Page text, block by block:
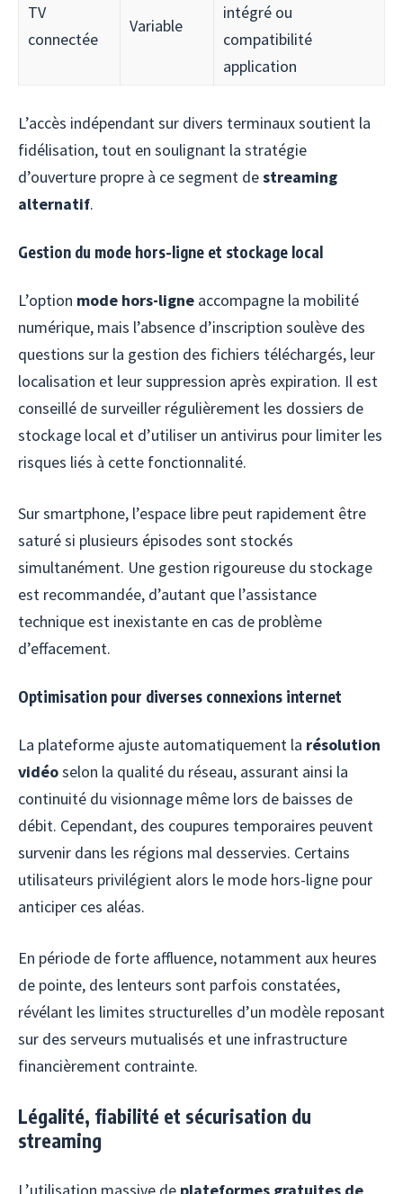
TV
connectée
Variable
intégré ou
compatibilité
application
L’accès indépendant sur divers terminaux soutient la
fidélisation, tout en soulignant la stratégie
d’ouverture propre à ce segment destreaming
alternatif.
Gestion du mode hors-ligne et stockage local
L’option mode hors-ligne accompagne la mobilité
numérique, mais l’absence d’inscription soulève des
questions sur la gestion des fichiers téléchargés, leur
localisation et leur suppression après expiration. Il est
conseillé de surveiller régulièrement les dossiers de
stockage local et d’utiliser un antivirus pour limiter les
risques liés à cette fonctionnalité.
Sur smartphone, l’espace libre peut rapidement être
saturé si plusieurs épisodes sont stockés
simultanément. Une gestion rigoureuse du stockage
est recommandée, d’autant que l’assistance
technique est inexistante en cas de problème
d’effacement.
Optimisation pour diverses connexions internet
La plateforme ajuste automatiquement la résolution
vidéoselon la qualité du réseau, assurant ainsi la
continuité du visionnage même lors de baisses de
débit. Cependant, des coupures temporaires peuvent
survenir dans les régions mal desservies. Certains
utilisateurs privilégient alors le mode hors-ligne pour
anticiper ces aléas.
En période de forte affluence, notamment aux heures
de pointe, des lenteurs sont parfois constatées,
révélant les limites structurelles d’un modèle reposant
sur des serveurs mutualisés et une infrastructure
financièrement contrainte.
Légalité, fiabilité et sécurisation du
streaming
L’utilisation massive de plateformes gratuites de